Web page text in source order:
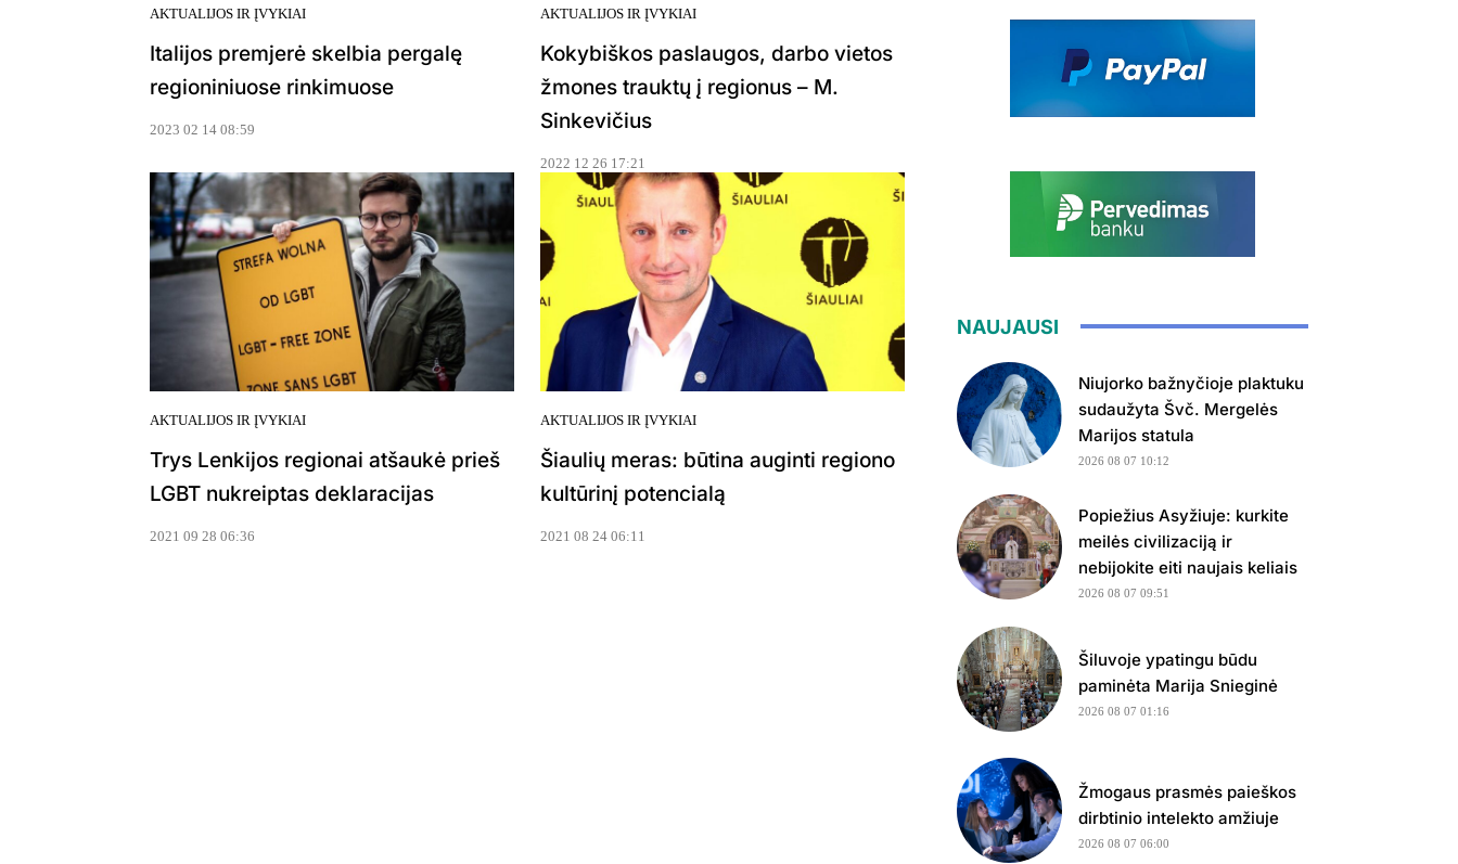
AKTUALIJOS IR ĮVYKIAI
Italijos premjerė skelbia pergalę
regioniniuose rinkimuose
2023 02 14 08:59
AKTUALIJOS IR ĮVYKIAI
Kokybiškos paslaugos, darbo vietos
žmones trauktų į regionus – M.
Sinkevičius
2022 12 26 17:21
AKTUALIJOS IR ĮVYKIAI
Trys Lenkijos regionai atšaukė prieš
LGBT nukreiptas deklaracijas
2021 09 28 06:36
AKTUALIJOS IR ĮVYKIAI
Šiaulių meras: būtina auginti regiono
kultūrinį potencialą
2021 08 24 06:11
NAUJAUSI
Niujorko bažnyčioje plaktuku
sudaužyta Švč. Mergelės
Marijos statula
2026 08 07 10:12
Popiežius Asyžiuje: kurkite
meilės civilizaciją ir
nebijokite eiti naujais keliais
2026 08 07 09:51
Šiluvoje ypatingu būdu
paminėta Marija Snieginė
2026 08 07 01:16
Žmogaus prasmės paieškos
dirbtinio intelekto amžiuje
2026 08 07 06:00